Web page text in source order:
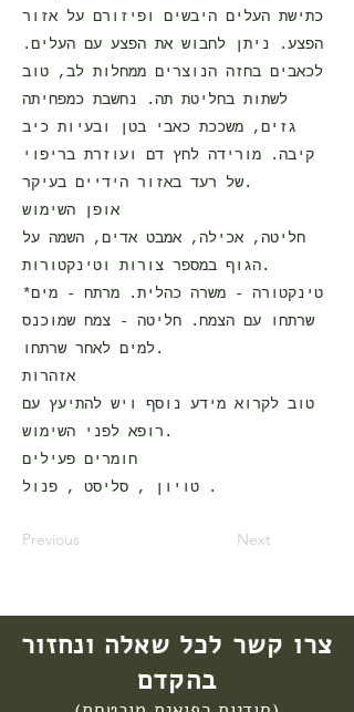
כתישת העלים היבשים ופיזורם על אזור
הפצע. ניתן לחבוש את הפצע עם העלים.
לכאבים בחזה הנוצרים ממחלות לב, טוב
לשתות בחליטת תה. נחשבת כמפחיתה
גזים, משככת כאבי בטן ובעיות כיב
קיבה. מורידה לחץ דם ועוזרת בריפוי
של רעד באזור הידיים בעיקר.
אופן השימוש
חליטה, אכילה, אמבט אדים, השמה על
הגוף במספר צורות וטינקטורות.
*טינקטורה - משרה כהלית. מרתח - מים
שרתחו עם הצמח. חליטה - צמח שמוכנס
למים לאחר שרתחו.
אזהרות
טוב לקרוא מידע נוסף ויש להתיעץ עם
רופא לפני השימוש.
חומרים פעילים
טויון , סליסט , פנול .
Previous Next
צרו קשר לכל שאלה ונחזור
בהקדם